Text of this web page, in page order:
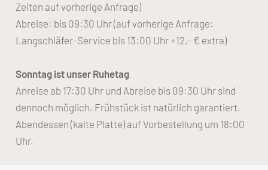
Zeiten auf vorherige Anfrage)
Abreise: bis 09:30 Uhr (auf vorherige Anfrage:
Langschläfer-Service bis 13:00 Uhr +12,- € extra)
Sonntag ist unser Ruhetag
Anreise ab 17:30 Uhr und Abreise bis 09:30 Uhr sind
dennoch möglich. Frühstück ist natürlich garantiert.
Abendessen (kalte Platte) auf Vorbestellung um 18:00
Uhr.